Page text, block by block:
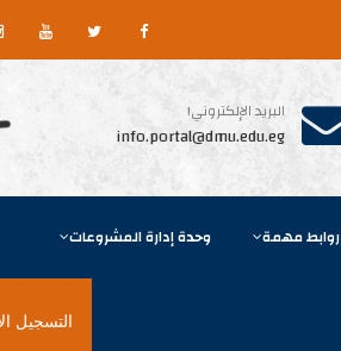
البريد الإلكتروني!
info.portal@dmu.edu.eg
روابط مهمة وحدة إدارة المشروعات
التسجيل